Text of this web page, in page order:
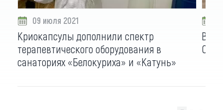
09 июля 2021
Криокапсулы дополнили спектр
терапевтического оборудования в
санаториях «Белокуриха» и «Катунь»
В
СПА-